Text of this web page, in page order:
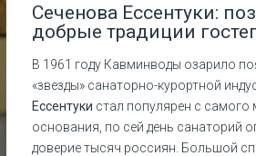
Сеченова Ессентуки:
добрые традиции
В 1961 году Кавминводы озарило
«звезды» санаторно-курортной
Ессентуки стал популярен с самого
основания, по сей день санаторий
доверие тысяч россиян. Большой